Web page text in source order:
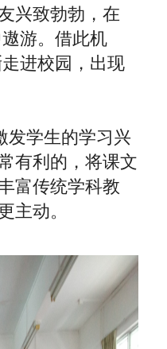
兴致勃勃，在
游。借此机
进校园，出现
学生的学习兴
有利的，将课文
富传统学科教
主动。